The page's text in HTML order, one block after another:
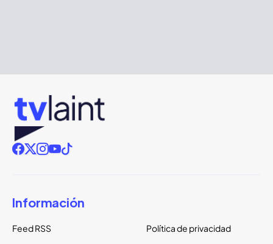
Información
Feed RSS Política de privacidad